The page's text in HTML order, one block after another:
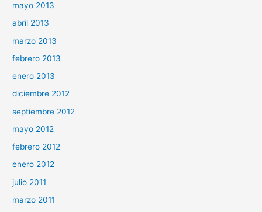
mayo 2013
abril 2013
marzo 2013
febrero 2013
enero 2013
diciembre 2012
septiembre 2012
mayo 2012
febrero 2012
enero 2012
julio 2011
marzo 2011